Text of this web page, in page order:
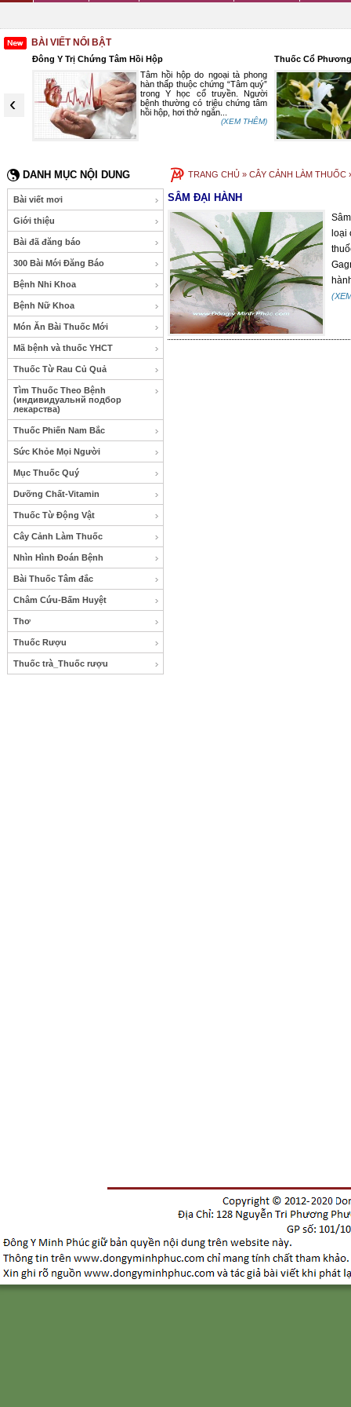
BÀI VIẾT NỔI BẬT
‹
Đông Y Trị Chứng Tâm Hồi Hộp
Tâm hồi hộp do ngoại tà phong
hàn thấp thuộc chứng “Tâm quý”
trong Y học cổ truyền. Người
bệnh thường có triệu chứng tâm
hồi hộp, hơi thở ngắn...
(XEM THÊM)
Thuốc Cổ
DANH MỤC NỘI DUNG
Bài viết mơi
Giới thiệu
Bài đã đăng báo
300 Bài Mới Đăng Báo
Bệnh Nhi Khoa
Bệnh Nữ Khoa
Món Ăn Bài Thuốc Mới
Mã bệnh và thuốc YHCT
Thuốc Từ Rau Củ Quả
Tìm Thuốc Theo Bệnh
(индивидуальнй подбор
лекарства)
Thuốc Phiến Nam Bắc
Sức Khỏe Mọi Người
Mục Thuốc Quý
Dưỡng Chất-Vitamin
Thuốc Từ Động Vật
Cây Cảnh Làm Thuốc
Nhìn Hình Đoán Bệnh
Bài Thuốc Tâm đắc
Châm Cứu-Bấm Huyệt
Thơ
Thuốc Rượu
Thuốc trà_Thuốc rượu
TRANG CHỦ » CÂY CẢNH LÀM THUỐC
SÂM ĐẠI HÀNH
loại